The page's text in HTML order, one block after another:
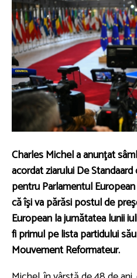
Charles Michel a anunţat
acordat ziarului De
pentru Parlamentul
că îşi va părăsi postul de
European la jumătatea lunii
fi primul pe lista partidului
Mouvement Reformateur.